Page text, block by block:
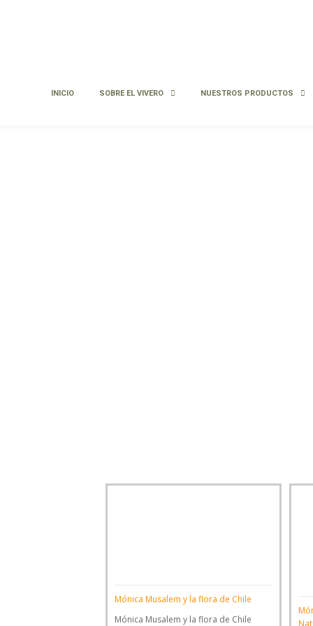
INICIO SOBRE EL VIVERO NUESTROS PRODUCTOS
Mónica Musalem y la flora de Chile
Mónica Musalem y la flora de Chile